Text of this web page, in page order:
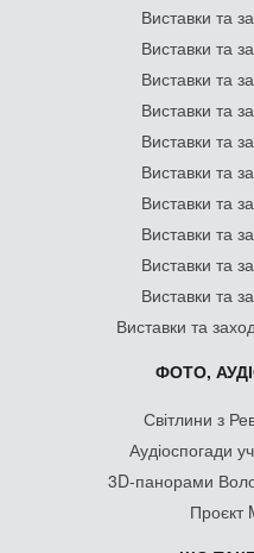
Виставки та
Виставки та
Виставки та
Виставки та
Виставки та
Виставки та
Виставки та
Виставки та
Виставки та
Виставки та
Виставки та
ФОТО,
Світлини з
Аудіоспогади
3D-панорами
Проєкт